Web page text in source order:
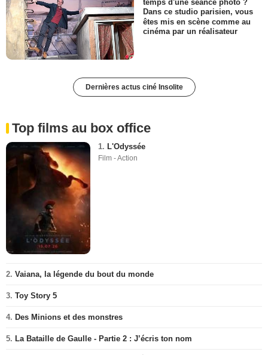
temps d'une séance photo ?
Dans ce studio parisien, vous
êtes mis en scène comme au
cinéma par un réalisateur
Dernières actus ciné Insolite
Top films au box office
1. L'Odyssée
Film - Action
2. Vaiana, la légende du bout du monde
3. Toy Story 5
4. Des Minions et des monstres
5. La Bataille de Gaulle - Partie 2 : J’écris ton nom